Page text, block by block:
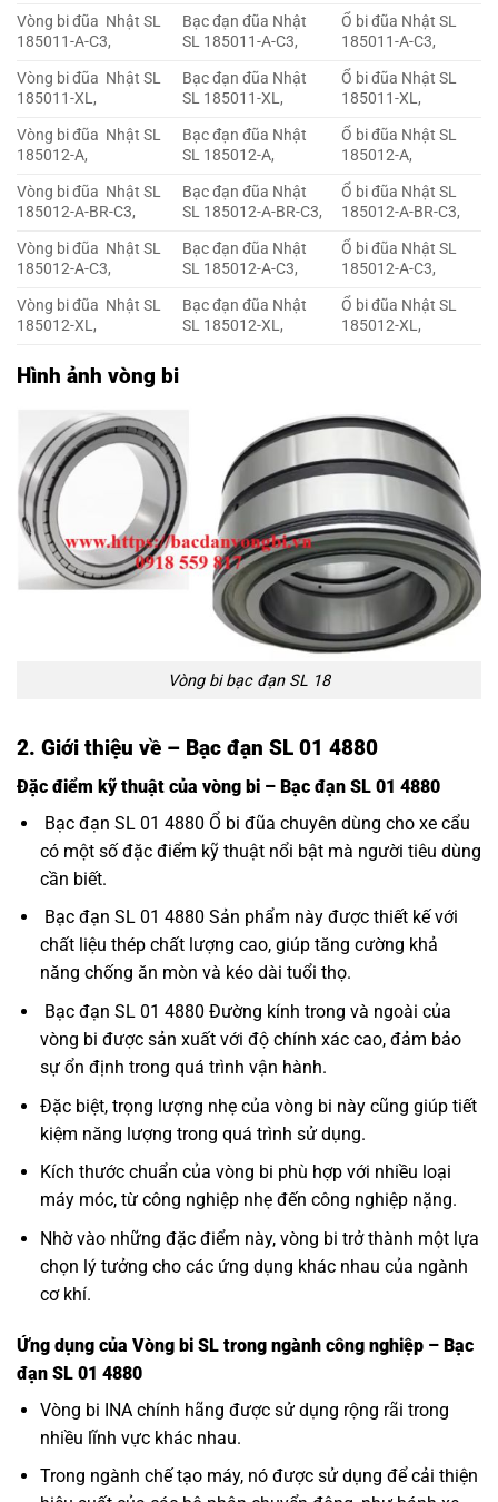
Vòng bi đũa Nhật SL
185011-A-C3,
Bạc đạn đũa Nhật
SL 185011-A-C3,
Ổ bi đũa Nhật SL
185011-A-C3,
Vòng bi đũa Nhật SL
185011-XL,
Bạc đạn đũa Nhật
SL 185011-XL,
Ổ bi đũa Nhật SL
185011-XL,
Vòng bi đũa Nhật SL
185012-A,
Bạc đạn đũa Nhật
SL 185012-A,
Ổ bi đũa Nhật SL
185012-A,
Vòng bi đũa Nhật SL
185012-A-BR-C3,
Bạc đạn đũa Nhật
SL 185012-A-BR-C3,
Ổ bi đũa Nhật SL
185012-A-BR-C3,
Vòng bi đũa Nhật SL
185012-A-C3,
Bạc đạn đũa Nhật
SL 185012-A-C3,
Ổ bi đũa Nhật SL
185012-A-C3,
Vòng bi đũa Nhật SL
185012-XL,
Bạc đạn đũa Nhật
SL 185012-XL,
Ổ bi đũa Nhật SL
185012-XL,
Hình ảnh vòng bi
Vòng bi bạc đạn SL 18
2. Giới thiệu về – Bạc đạn SL 01 4880
Đặc điểm kỹ thuật của vòng bi – Bạc đạn SL 01 4880
Bạc đạn SL 01 4880 Ổ bi đũa chuyên dùng cho xe cẩu
có một số đặc điểm kỹ thuật nổi bật mà người tiêu dùng
cần biết.
Bạc đạn SL 01 4880 Sản phẩm này được thiết kế với
chất liệu thép chất lượng cao, giúp tăng cường khả
năng chống ăn mòn và kéo dài tuổi thọ.
Bạc đạn SL 01 4880 Đường kính trong và ngoài của
vòng bi được sản xuất với độ chính xác cao, đảm bảo
sự ổn định trong quá trình vận hành.
Đặc biệt, trọng lượng nhẹ của vòng bi này cũng giúp tiết
kiệm năng lượng trong quá trình sử dụng.
Kích thước chuẩn của vòng bi phù hợp với nhiều loại
máy móc, từ công nghiệp nhẹ đến công nghiệp nặng.
Nhờ vào những đặc điểm này, vòng bi trở thành một lựa
chọn lý tưởng cho các ứng dụng khác nhau của ngành
cơ khí.
Ứng dụng của Vòng bi SL trong ngành công nghiệp – Bạc
đạn SL 01 4880
Vòng bi INAchính hãng được sử dụng rộng rãi trong
nhiều lĩnh vực khác nhau.
Trong ngành chế tạo máy, nó được sử dụng để cải thiện